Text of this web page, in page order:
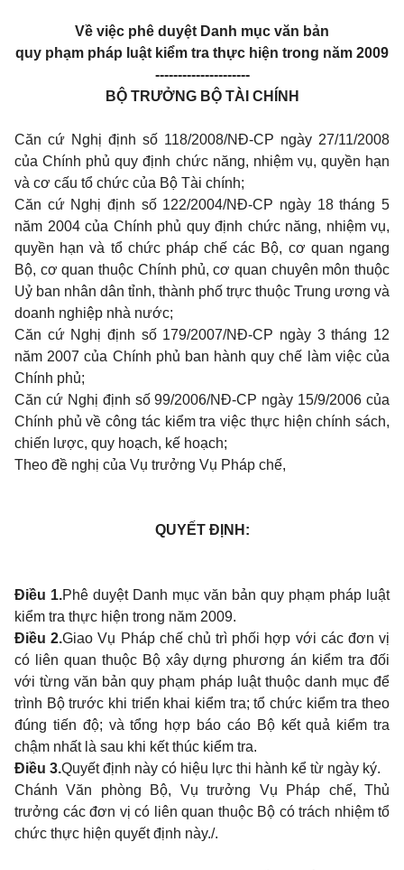
Về việc phê duyệt Danh mục văn bản
quy phạm pháp luật kiểm tra thực hiện trong năm 2009
---------------------
BỘ TRƯỞNG BỘ TÀI CHÍNH
Căn cứ Nghị định số 118/2008/NĐ-CP ngày 27/11/2008
của Chính phủ quy định chức năng, nhiệm vụ, quyền hạn
và cơ cấu tổ chức của Bộ Tài chính;
Căn cứ Nghị định số 122/2004/NĐ-CP ngày 18 tháng 5
năm 2004 của Chính phủ quy định chức năng, nhiệm vụ,
quyền hạn và tổ chức pháp chế các Bộ, cơ quan ngang
Bộ, cơ quan thuộc Chính phủ, cơ quan chuyên môn thuộc
Uỷ ban nhân dân tỉnh, thành phố trực thuộc Trung ương và
doanh nghiệp nhà nước;
Căn cứ Nghị định số 179/2007/NĐ-CP ngày 3 tháng 12
năm 2007 của Chính phủ ban hành quy chế làm việc của
Chính phủ;
Căn cứ Nghị định số 99/2006/NĐ-CP ngày 15/9/2006 của
Chính phủ về công tác kiểm tra việc thực hiện chính sách,
chiến lược, quy hoạch, kế hoạch;
Theo đề nghị của Vụ trưởng Vụ Pháp chế,
QUYẾT ĐỊNH:
Điều 1.Phê duyệt Danh mục văn bản quy phạm pháp luật
kiểm tra thực hiện trong năm 2009.
Điều 2.Giao Vụ Pháp chế chủ trì phối hợp với các đơn vị
có liên quan thuộc Bộ xây dựng phương án kiểm tra đối
với từng văn bản quy phạm pháp luật thuộc danh mục để
trình Bộ trước khi triển khai kiểm tra; tổ chức kiểm tra theo
đúng tiến độ; và tổng hợp báo cáo Bộ kết quả kiểm tra
chậm nhất là sau khi kết thúc kiểm tra.
Điều 3.Quyết định này có hiệu lực thi hành kể từ ngày ký.
Chánh Văn phòng Bộ, Vụ trưởng Vụ Pháp chế, Thủ
trưởng các đơn vị có liên quan thuộc Bộ có trách nhiệm tổ
chức thực hiện quyết định này./.